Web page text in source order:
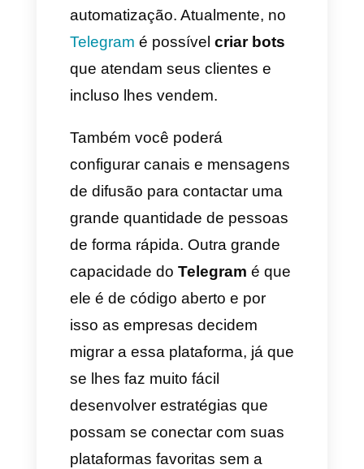
lograr um crescimento de
marca constante mediante
essas duas plataformas.
No Telegram especificamente,
as empresas têm encontrado
funcionalidades muito
interessantes para desenvolver
novas estratégias. Isso se deve
a sua grande capacidade de
criar novas funcionalidades e
automatização. Atualmente, no
que atendam seus clientes e
incluso lhes vendem.